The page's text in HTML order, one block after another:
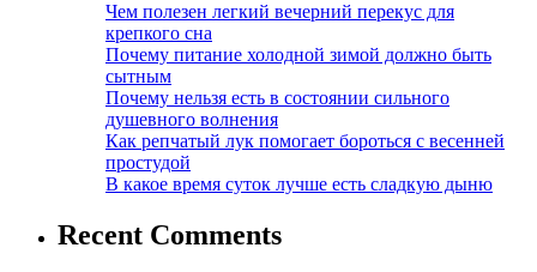
Чем полезен легкий вечерний перекус для
крепкого сна
Почему питание холодной зимой должно быть
сытным
Почему нельзя есть в состоянии сильного
душевного волнения
Как репчатый лук помогает бороться с весенней
простудой
В какое время суток лучше есть сладкую дыню
Recent Comments